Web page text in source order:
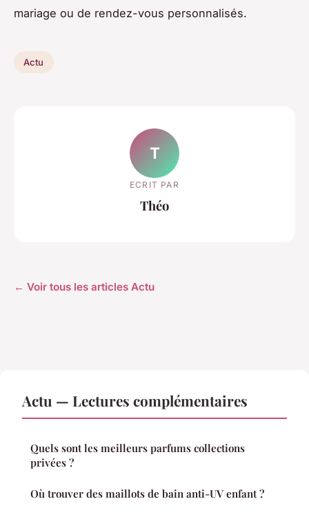
mariage ou de rendez-vous personnalisés.
Actu
T
ECRIT PAR
Théo
← Voir tous les articles Actu
Actu — Lectures complémentaires
Quels sont les meilleurs parfums collections
privées ?
Où trouver des maillots de bain anti-UV enfant ?